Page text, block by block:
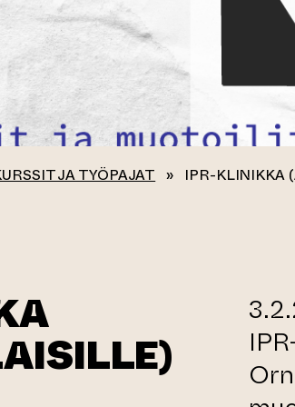
JA TYÖPAJAT » IPR-KLINIKKA